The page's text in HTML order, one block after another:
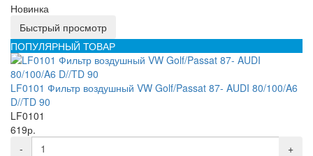
Новинка
Быстрый просмотр
ПОПУЛЯРНЫЙ ТОВАР
LF0101 Фильтр воздушный VW Golf/Passat 87- AUDI 80/100/A6
D//TD 90
LF0101
619р.
-
+